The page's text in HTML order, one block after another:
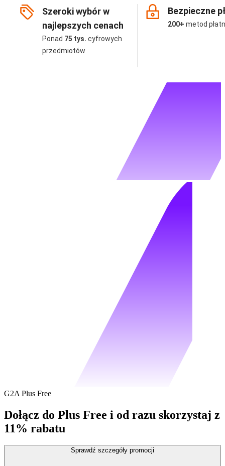
Szeroki wybór w
najlepszych cenach
Ponad 75 tys. cyfrowych
przedmiotów
Bezpieczne
200+ metod
G2A Plus Free
Dołącz do Plus Free i od razu skorzystaj z
11% rabatu
Sprawdź szczegóły promocji